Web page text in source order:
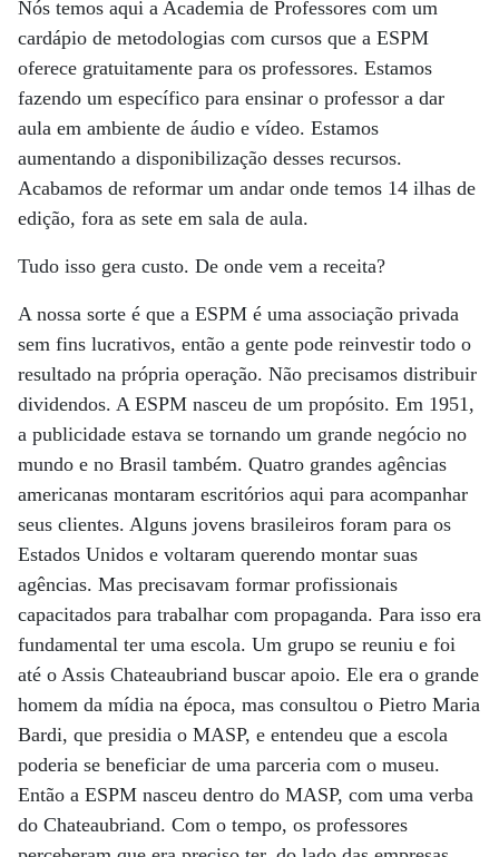
Nós temos aqui a Academia de Professores com um
cardápio de metodologias com cursos que a ESPM
oferece gratuitamente para os professores. Estamos
fazendo um específico para ensinar o professor a dar
aula em ambiente de áudio e vídeo. Estamos
aumentando a disponibilização desses recursos.
Acabamos de reformar um andar onde temos 14 ilhas de
edição, fora as sete em sala de aula.
Tudo isso gera custo. De onde vem a receita?
A nossa sorte é que a ESPM é uma associação privada
sem fins lucrativos, então a gente pode reinvestir todo o
resultado na própria operação. Não precisamos distribuir
dividendos. A ESPM nasceu de um propósito. Em 1951,
a publicidade estava se tornando um grande negócio no
mundo e no Brasil também. Quatro grandes agências
americanas montaram escritórios aqui para acompanhar
seus clientes. Alguns jovens brasileiros foram para os
Estados Unidos e voltaram querendo montar suas
agências. Mas precisavam formar profissionais
capacitados para trabalhar com propaganda. Para isso era
fundamental ter uma escola. Um grupo se reuniu e foi
até o Assis Chateaubriand buscar apoio. Ele era o grande
homem da mídia na época, mas consultou o Pietro Maria
Bardi, que presidia o MASP, e entendeu que a escola
poderia se beneficiar de uma parceria com o museu.
Então a ESPM nasceu dentro do MASP, com uma verba
do Chateaubriand. Com o tempo, os professores